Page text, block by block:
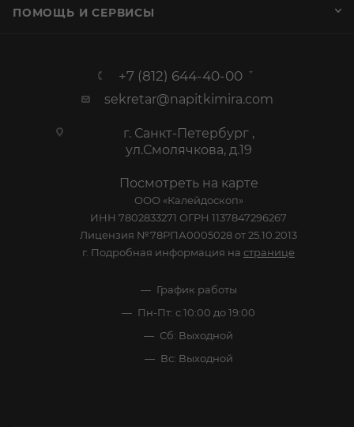
ПОМОЩЬ И СЕРВИСЫ
+7 (812) 644-40-00
sekretar@napitkimira.com
г. Санкт-Петербург ,
ул.Смолячкова, д.19
Посмотреть на карте
ООО «Калейдоскоп»
ИНН 7802833271 ОГРН 1137847296267
Лицензия №78РПА0005028 от 25.10.2013
г. Подробная информация на странице
График работы
Пн-Пт: с 10:00 до 19:00
Сб: Выходной
Вс: Выходной